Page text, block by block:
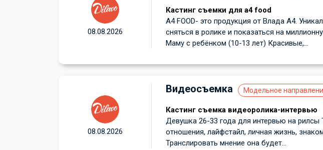
Кастинг съемки для a4 food
А4 FOOD- это продукция от Влада А4.
сняться в ролике и показаться на
Маму с ребёнком (10-13 лет) Красивые,...
08.08.2026
Видеосъемка Модельное
Кастинг съемка видеоролика-интервью
Девушка 26-33 года для интервью на рилсы
отношения, лайфстайл, личная жизнь,
Транслировать мнение она будет...
08.08.2026